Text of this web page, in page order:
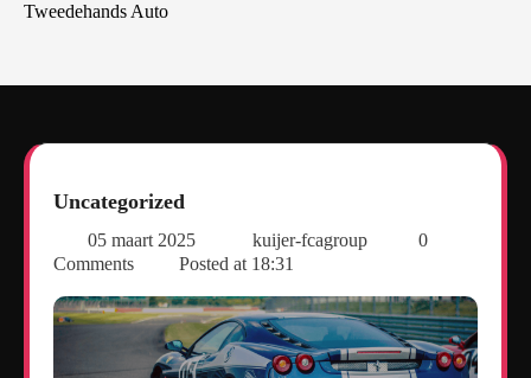
Tweedehands Auto
Uncategorized
05 maart 2025 kuijer-fcagroup
0
Comments
Posted at 18:31